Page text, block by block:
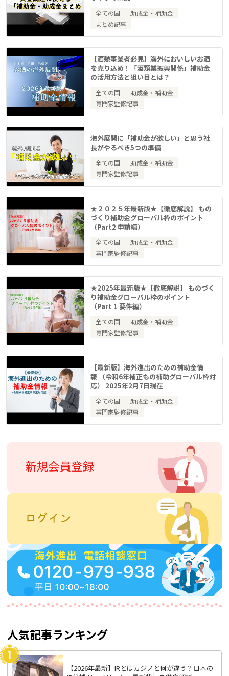
全ての国
助成金・補助金
まとめ記事
【酒類事業者必見】海外においしいお酒
を売り込め！「酒類業振興関係」補助金
の活用方法と狙い目とは？
全ての国
助成金・補助金
専門家監修記事
海外展開に「補助金が欲しい」と思う社
長がやるべき5つの準備
全ての国
助成金・補助金
専門家監修記事
★２０２５年最新版★【徹底解説】 もの
づくり補助金グローバル枠のポイント
（Part2 申請編）
全ての国
助成金・補助金
専門家監修記事
★2025年最新版★【徹底解説】 ものづく
り補助金グローバル枠のポイント
（Part 1 要件編）
全ての国
助成金・補助金
専門家監修記事
【最新版】海外進出のための補助金情
報 （令和6年補正もの補助グローバル枠対
応） 2025年2月7日現在
全ての国
助成金・補助金
専門家監修記事
人気記事ランキング
【2026年最新】IRとはカジノと何が違う？日本の